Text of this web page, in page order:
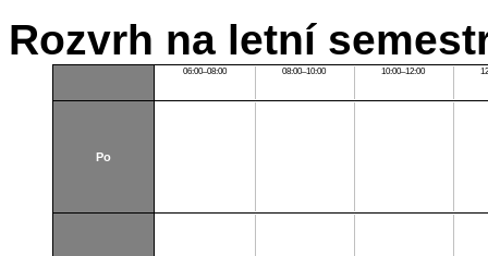
Rozvrh na letní
06:00–08:00 08:00–10:00 10:00–12:00
Po